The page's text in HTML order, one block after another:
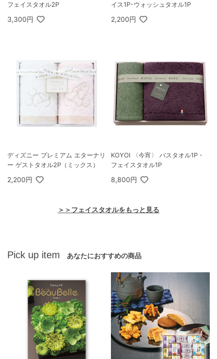
フェイスタオル2P
3,300円
イス1P･ウォッシュタオル1P
2,200円
ディズニー プレミアム エターナリ
ー ゲストタオル2P（ミックス）
2,200円
KOYOI 〈今宵〉 バスタオル1P・
フェイスタオル1P
8,800円
＞＞フェイスタオルをもっと見る
Pick up item あなたにおすすめの商品